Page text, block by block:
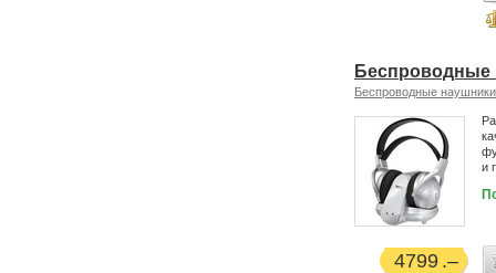
Беспроводные
Беспроводные наушники
и
4799